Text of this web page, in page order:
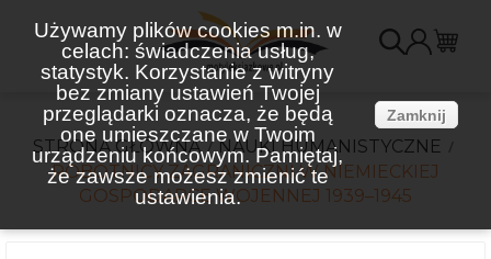
Używamy plików cookies m.in. w
celach: świadczenia usług,
statystyk. Korzystanie z witryny
bez zmiany ustawień Twojej
przeglądarki oznacza, że będą
one umieszczane w Twoim
urządzeniu końcowym. Pamiętaj,
że zawsze możesz zmienić te
ustawienia.
Zamknij
STRONA GŁÓWNA
NAUKI HUMANISTYCZNE
ROBOTNICY ZAGRANICZNI W NIEMIECKIEJ
GOSPODARCE WOJENNEJ 1939–1945